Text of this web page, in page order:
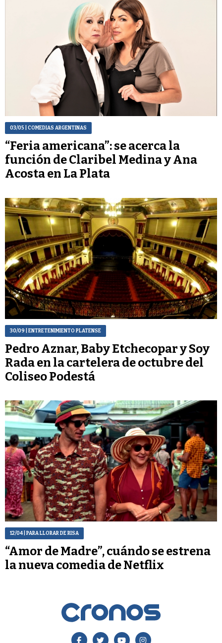
03/05 | COMEDIAS ARGENTINAS
“Feria americana”: se acerca la
función de Claribel Medina y Ana
Acosta en La Plata
30/09 | ENTRETENIMIENTO PLATENSE
Pedro Aznar, Baby Etchecopar y Soy
Rada en la cartelera de octubre del
Coliseo Podestá
12/04| PARA LLORAR DE RISA
“Amor de Madre”, cuándo se estrena
la nueva comedia de Netflix